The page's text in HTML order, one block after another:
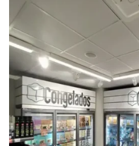
SUPERMERCADO DIA